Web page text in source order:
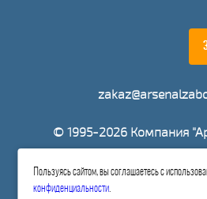
© 1995-2026 Компания
Расчитать
Пользуясь сайтом, вы соглашаетесь с
конфиденциальности.